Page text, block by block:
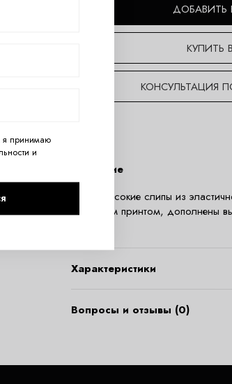
ДОБАВИТЬ
КУПИТЬ
КОНСУЛЬТАЦИЯ
Описание
Трусы высокие слипы из
животным принтом, дополнены
Характеристики
Вопросы и отзывы (0)
я принимаю
и